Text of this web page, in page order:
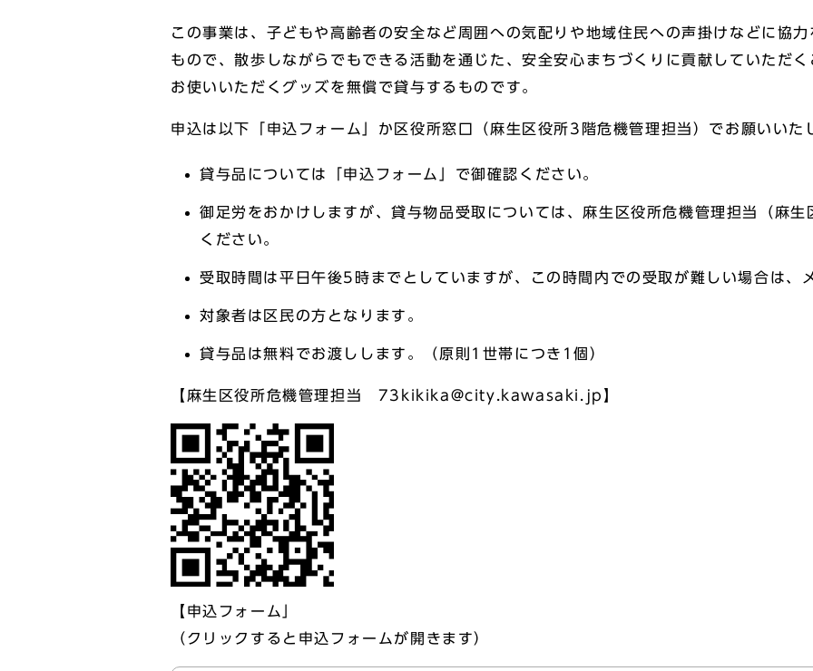
この事業は、子どもや高齢者の安全など周囲への気配りや地域住民への声掛けなどに協
もので、散歩しながらでもできる活動を通じた、安全安心まちづくりに貢献していただ
お使いいただくグッズを無償で貸与するものです。
申込は以下「申込フォーム」か区役所窓口（麻生区役所3階危機管理担当）でお願いいた
貸与品については「申込フォーム」で御確認ください。
御足労をおかけしますが、貸与物品受取については、麻生区役所危機管理担当（麻
ください。
受取時間は平日午後5時までとしていますが、この時間内での受取が難しい場合は、
対象者は区民の方となります。
貸与品は無料でお渡しします。（原則1世帯につき1個）
【麻生区役所危機管理担当 73kikika@city.kawasaki.jp】
【申込フォーム」
（クリックすると申込フォームが開きます）